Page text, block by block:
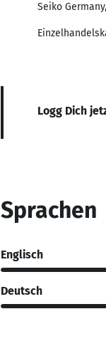
Seiko
Logg Dich
Sprachen
Englisch
Deutsch